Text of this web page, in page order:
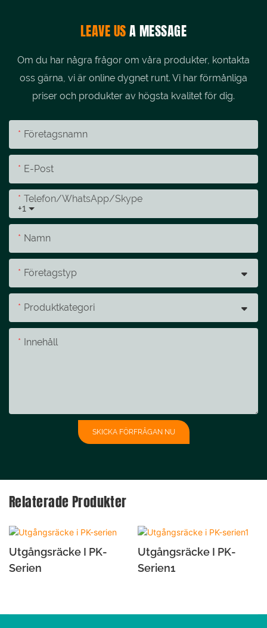
LEAVE USA MESSAGE
Om du har några frågor om våra produkter, kontakta
oss gärna, vi är online dygnet runt. Vi har förmånliga
priser och produkter av högsta kvalitet för dig.
Företagsnamn
E-Post
+1
Telefon/whatsApp/skype
Namn
Företagstyp
Produktkategori
Innehåll
SKICKA FÖRFRÅGAN NU
Relaterade Produkter
Utgångsräcke I PK-
Serien
Utgångsräcke I PK-
Serien1